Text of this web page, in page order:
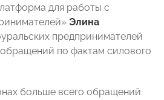
для работы с
Элина
предпринимателей
по фактам силового
больше всего обращений